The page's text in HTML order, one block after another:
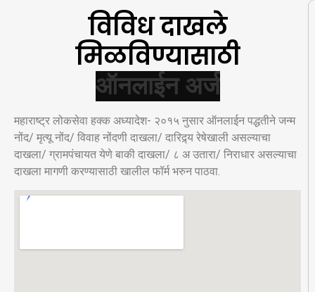
विविध दाखले
मिळविण्यासाठी
महाराष्ट्र लोकसेवा हक्क अध्यादेश- २०१५ नुसार ऑनलाईन पद्धतीने जन्म
नोंद/ मृत्यू नोंद/ विवाह नोंदणी दाखला/ दारिद्र्य रेषेखाली असल्याचा
दाखला/ ग्रामपंचायत येणे बाकी दाखला/ ८ अ उतारा/ निराधार असल्याचा
दाखला मागणी करण्यासाठी खालील फॉर्म भरुन पाठवा.